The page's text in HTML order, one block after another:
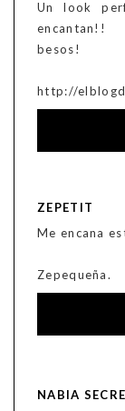
Un look
encantan!!
besos!
http://
ZEPETIT
Me encana
Zepequeña.
NABIA